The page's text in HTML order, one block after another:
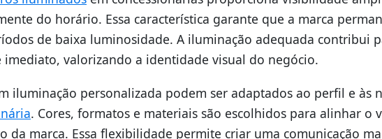
do horário. Essa característica garante que a marca
de baixa luminosidade. A iluminação adequada contribui
imediato, valorizando a identidade visual do negócio.
iluminação personalizada podem ser adaptados ao perfil e às
. Cores, formatos e materiais são escolhidos para alinhar o
da marca. Essa flexibilidade permite criar uma comunicação